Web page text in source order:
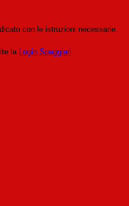
con le istruzioni necessarie.
la Login Spaggiari